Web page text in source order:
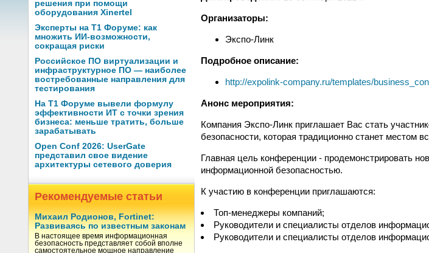
решения при помощи
оборудования Xinertel
Эксперты на Т1 Форуме: как
множить ИИ-возможности,
сокращая риски
Российское ПО виртуализации и
инфраструктурное ПО — наиболее
востребованные направления для
тестирования
На Т1 Форуме вывели формулу
эффективности ИТ с точки зрения
бизнеса: меньше тратить, больше
зарабатывать
Open Conf 2026: UserGate
представил свое видение
архитектуры сетевого доверия
Рекомендуемые статьи
Михаил Родионов, Fortinet:
Развиваясь по известным законам
В настоящее время информационная
безопасность представляет собой вполне
самостоятельное мощное направление
Организаторы:
Экспо-Линк
Подробное описание:
http://expolink-company.ru/templates/
Анонс мероприятия:
Компания Экспо-Линк приглашает Вас стать
безопасности, которая традиционно станет местом
Главная цель конференции - продемонстрировать
информационной безопасностью.
К участию в конференции приглашаются:
Топ-менеджеры компаний;
Руководители и специалисты отделов
Руководители и специалисты отделов